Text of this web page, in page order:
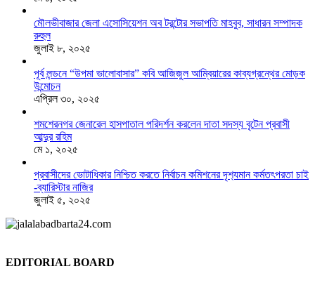
মৌলভীবাজার জেলা এসোসিয়েশন অব টরন্টোর সভাপতি মাহবুব, সাধারন সম্পাদক
রুহুল
জুলাই ৮, ২০২৫
পূর্ব লন্ডনে “উপমা ভালোবাসার” কবি আজিজুল আম্বিয়ারের কাব্যগ্রন্থের মোড়ক
উন্মোচন
এপ্রিল ৩০, ২০২৫
শমশেরনগর জেনারেল হাসপাতাল পরিদর্শন করলেন দাতা সদস্য বৃটেন প্রবাসী
আব্দুর রহিম
মে ১, ২০২৫
প্রবাসীদের ভোটাধিকার নিশ্চিত করতে নির্বাচন কমিশনের দৃশ‍্যমান কর্মতৎপরতা চাই
-ব্যারিস্টার নাজির
জুলাই ৫, ২০২৫
EDITORIAL BOARD